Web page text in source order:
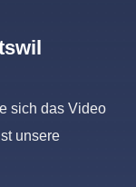
sich das Video
unsere